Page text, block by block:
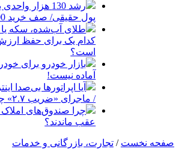
پول حقیقی/ صف خرید 700 نماد
طلای آب‌شده، سکه
کدام یک برای حفظ
است؟
آماده نیست!
آیا اپراتورها بی‌صدا
/ ماجرای «ضریب ۲.۷» چیست؟
چرا صندوق‌های
عقب ماندند؟
صفحه نخست / تجارت، بازرگانی و خدمات